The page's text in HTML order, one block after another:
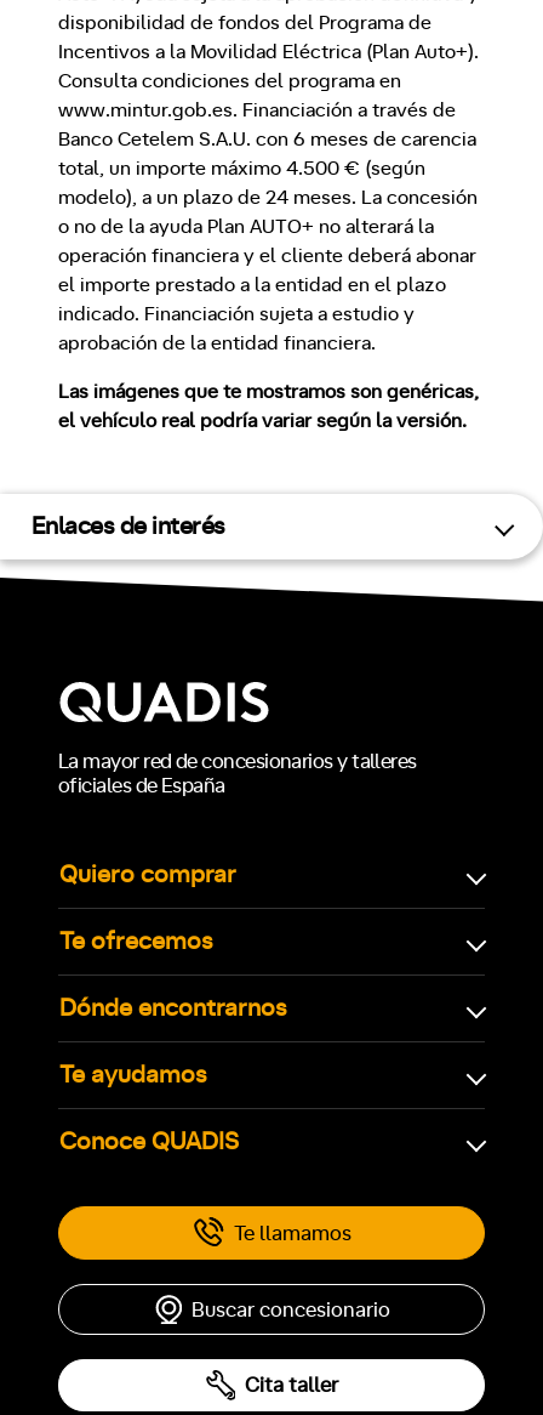
disponibilidad de fondos del Programa de
Incentivos a la Movilidad Eléctrica (Plan Auto+).
Consulta condiciones del programa en
www.mintur.gob.es. Financiación a través de
Banco Cetelem S.A.U. con 6 meses de carencia
total, un importe máximo 4.500 € (según
modelo), a un plazo de 24 meses. La concesión
o no de la ayuda Plan AUTO+ no alterará la
operación financiera y el cliente deberá abonar
el importe prestado a la entidad en el plazo
indicado. Financiación sujeta a estudio y
aprobación de la entidad financiera.
Las imágenes que te mostramos son genéricas,
el vehículo real podría variar según la versión.
Enlaces de interés
La mayor red de concesionarios y talleres
oficiales de España
Quiero comprar
Te ofrecemos
Dónde encontrarnos
Te ayudamos
Conoce QUADIS
Te llamamos
Buscar concesionario
Cita taller